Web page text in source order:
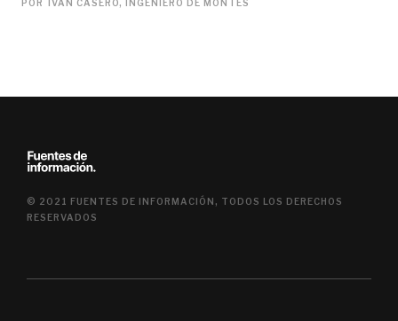
POR IVÁN CASERO, INGENIERO DE MONTES
© 2021 FUENTES DE INFORMACIÓN, TODOS LOS DERECHOS
RESERVADOS